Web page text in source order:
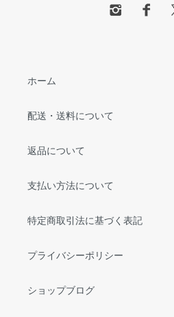
ホーム
配送・送料について
返品について
支払い方法について
特定商取引法に基づく表記
プライバシーポリシー
ショップブログ